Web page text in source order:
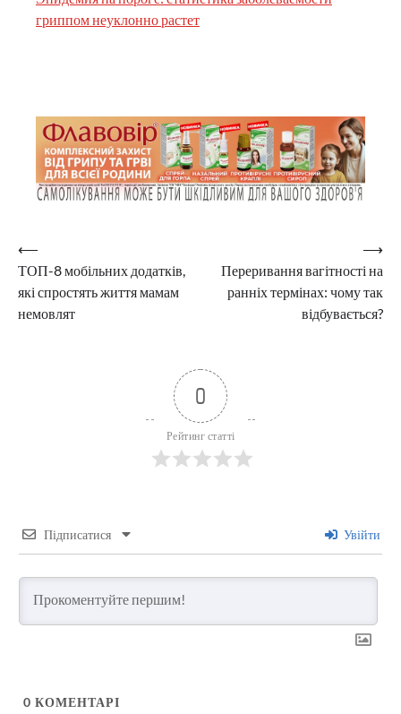
гриппом неуклонно растет
Навігація
записів
⟵
ТОП-8 мобільних додатків,
які спростять життя мамам
немовлят
Переривання вагітності на
ранніх термінах: чому так
відбувається?
⟶
0
Рейтинг статті
Підписатися Увійти
0 КОМЕНТАРІ